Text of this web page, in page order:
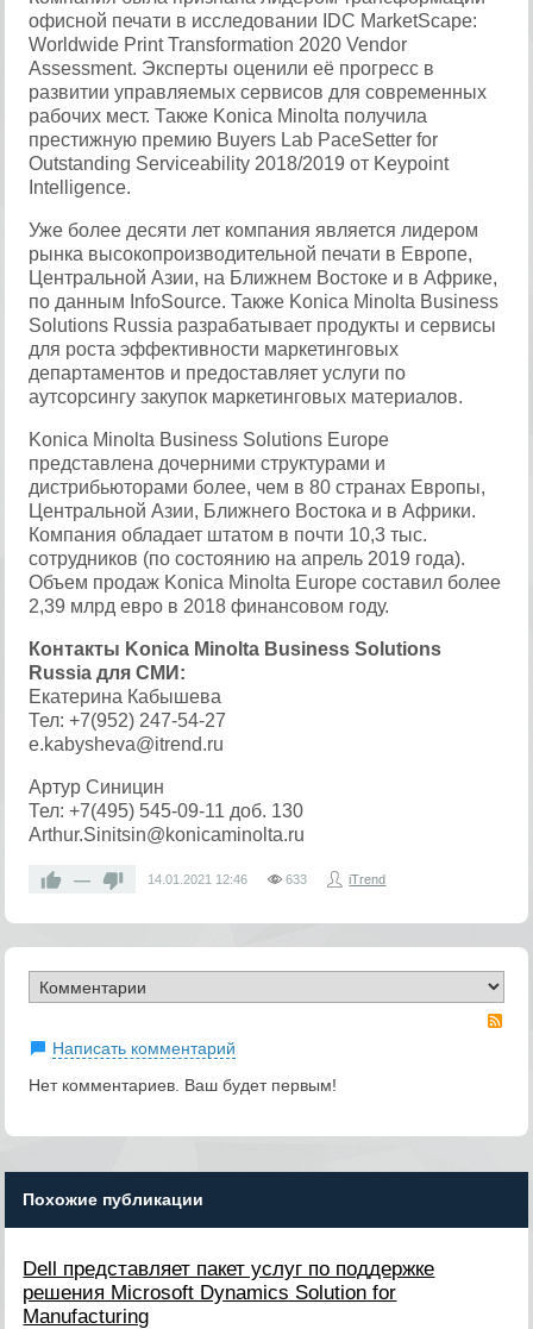
офисной печати в исследовании IDC MarketScape:
Worldwide Print Transformation 2020 Vendor
Assessment. Эксперты оценили её прогресс в
развитии управляемых сервисов для современных
рабочих мест. Также Konica Minolta получила
престижную премию Buyers Lab PaceSetter for
Outstanding Serviceability 2018/2019 от Keypoint
Intelligence.
Уже более десяти лет компания является лидером
рынка высокопроизводительной печати в Европе,
Центральной Азии, на Ближнем Востоке и в Африке,
по данным InfoSource. Также Konica Minolta Business
Solutions Russia разрабатывает продукты и сервисы
для роста эффективности маркетинговых
департаментов и предоставляет услуги по
аутсорсингу закупок маркетинговых материалов.
Konica Minolta Business Solutions Europe
представлена дочерними структурами и
дистрибьюторами более, чем в 80 странах Европы,
Центральной Азии, Ближнего Востока и в Африки.
Компания обладает штатом в почти 10,3 тыс.
сотрудников (по состоянию на апрель 2019 года).
Объем продаж Konica Minolta Europe составил более
2,39 млрд евро в 2018 финансовом году.
Контакты Konica Minolta Business Solutions
Russia для СМИ:
Екатерина Кабышева
Тел: +7(952) 247-54-27
e.kabysheva@itrend.ru
Артур Синицин
Тел: +7(495) 545-09-11 доб. 130
Arthur.Sinitsin@konicaminolta.ru
— 14.01.2021 12:46 633 iTrend
Написать комментарий
Нет комментариев. Ваш будет первым!
Похожие публикации
Dell представляет пакет услуг по поддержке
решения Microsoft Dynamics Solution for
Manufacturing